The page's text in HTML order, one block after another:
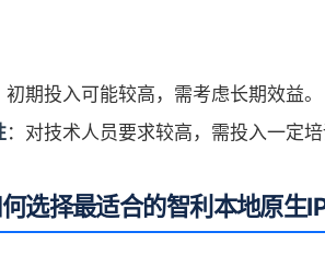
初期投入可能较高，需考虑长期效益。
：对技术人员要求较高，需投入一定培
选择最适合的智利本地原生